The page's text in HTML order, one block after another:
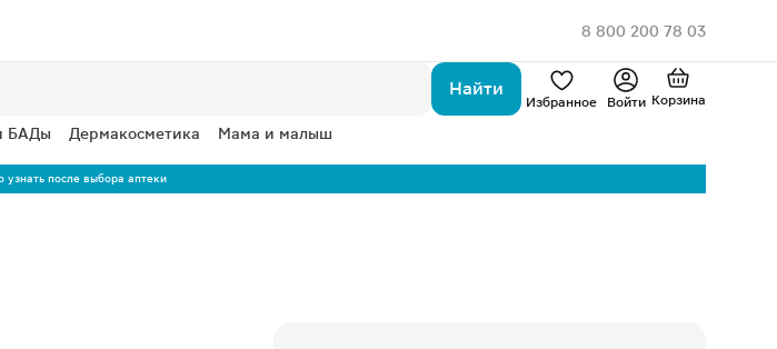
8 800 200 78 03
Найти
Избранное Войти Корзина
БАДы Дермакосметика Мама и малыш
после выбора аптеки